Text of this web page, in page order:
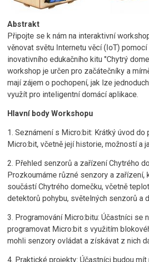
Abstrakt
Připojte se k nám na interaktivní
věnovat světu Internetu věcí (IoT)
inovativního edukačního kitu "Chytrý
workshop je určen pro začátečníky a
mají zájem o pochopení, jak lze
využít pro inteligentní domácí aplikace.
Hlavní body Workshopu
1. Seznámení s Micro:bit: Krátký úvod do
Micro:bit, včetně její historie, možností a
2. Přehled senzorů a zařízení Chytrého
Prozkoumáme různé senzory a zařízení,
součástí Chytrého domečku, včetně
detektorů pohybu, světelných senzorů a
3. Programování Micro:bitu: Účastníci se
programovat Micro:bit s využitím
mohli senzory ovládat a získávat z nich
4. Praktické projekty: Účastníci budou